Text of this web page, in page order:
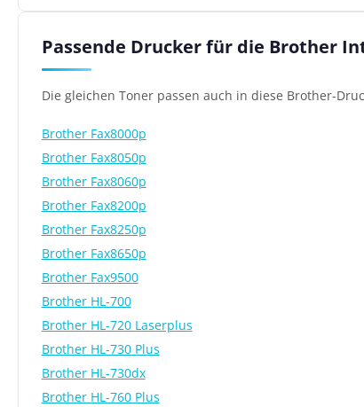
Passende Drucker für die Brother
Die gleichen Toner passen auch in diese Brother-
Brother Fax8000p
Brother Fax8050p
Brother Fax8060p
Brother Fax8200p
Brother Fax8250p
Brother Fax8650p
Brother Fax9500
Brother HL-700
Brother HL-720 Laserplus
Brother HL-730 Plus
Brother HL-730dx
Brother HL-760 Plus